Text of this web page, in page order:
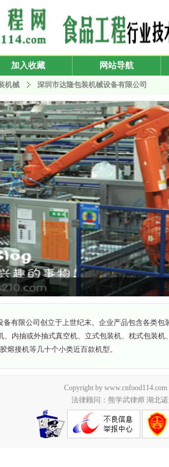
加入收藏 网站导航
机械 深圳市达隆包装机械设备有限公司
备有限公司创立于上世纪末。企业产品包含各类
、内抽或外抽式真空机、立式包装机、枕式包装
熔接机等几十个小类近百款机型。
Copyright by
法律顾问：熊学武律师 湖北